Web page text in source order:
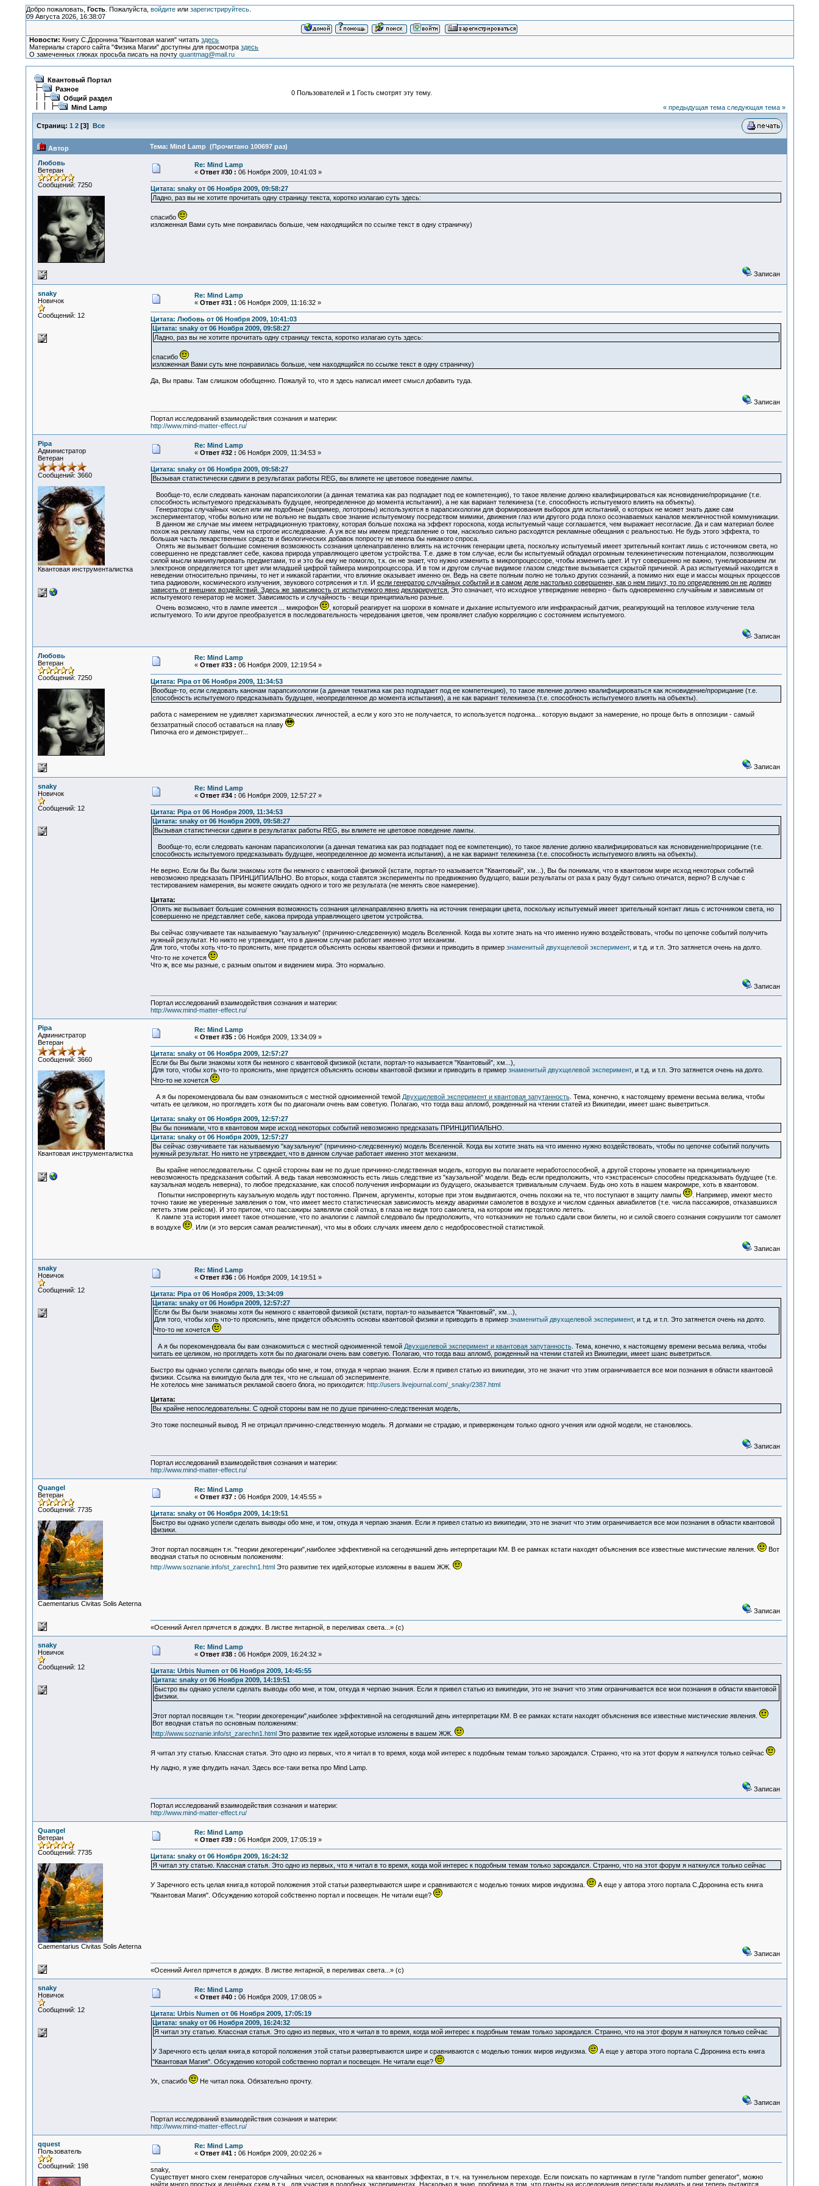
Добро пожаловать, Гость. Пожалуйста, войдитеили зарегистрируйтесь.
09 Августа 2026, 16:38:07
Новости: Книгу С.Доронина "Квантовая магия" читатьздесь
Материалы старого сайта "Физика Магии" доступны для просмотраздесь
О замеченных глюках просьба писать на почтуquantmag@mail.ru
Квантовый Портал
Разное
Общий раздел
Mind Lamp
0 Пользователей и 1 Гость смотрят эту тему.
« предыдущая тема следующая тема »
Страниц: 1 2[3] Все
Автор Тема: Mind Lamp (Прочитано 100697 раз)
Любовь
Ветеран
Сообщений: 7250
Re: Mind Lamp
« Ответ #30 : 06 Ноября 2009, 10:41:03 »
Цитата: snaky от 06 Ноября 2009, 09:58:27
Ладно, раз вы не хотите прочитать одну страницу текста, коротко излагаю суть здесь:
спасибо
изложенная Вами суть мне понравилась больше, чем находящийся по ссылке текст в одну страничку)
Записан
snaky
Новичок
Сообщений: 12
Re: Mind Lamp
« Ответ #31 : 06 Ноября 2009, 11:16:32 »
Цитата: Любовь от 06 Ноября 2009, 10:41:03
Цитата: snaky от 06 Ноября 2009, 09:58:27
Ладно, раз вы не хотите прочитать одну страницу текста, коротко излагаю суть здесь:
спасибо
изложенная Вами суть мне понравилась больше, чем находящийся по ссылке текст в одну страничку)
Да, Вы правы. Там слишком обобщенно. Пожалуй то, что я здесь написал имеет смысл добавить туда.
Записан
Портал исследований взаимодействия сознания и материи:
http://www.mind-matter-effect.ru/
Pipa
Администратор
Ветеран
Сообщений: 3660
Квантовая инструменталистка
Re: Mind Lamp
« Ответ #32 : 06 Ноября 2009, 11:34:53 »
Цитата: snaky от 06 Ноября 2009, 09:58:27
Вызывая статистически сдвиги в результатах работы REG, вы влияете не цветовое поведение лампы.
Вообще-то, если следовать канонам парапсихологии (а данная тематика как раз подпадает под ее компетенцию), то такое явление должно квалифицироваться как ясновидение/прорицание (т.е.
способность испытуемого предсказывать будущее, неопределенное до момента испытания), а не как вариант телекинеза (т.е. способность испытуемого влиять на объекты).
Генераторы случайных чисел или им подобные (например, лототроны) используются в парапсихологии для формирования выборок для испытаний, о которых не может знать даже сам
экспериментатор, чтобы вольно или не вольно не выдать свое знание испытуемому посредством мимики, движения глаз или другого рода плохо осознаваемых каналов межличностной коммуникации.
В данном же случае мы имеем нетрадиционную трактовку, которая больше похожа на эффект гороскопа, когда испытуемый чаще соглашается, чем выражает несогласие. Да и сам материал более
похож на рекламу лампы, чем на строгое исследование. А уж все мы имеем представление о том, насколько сильно расходятся рекламные обещания с реальностью. Не будь этого эффекта, то
большая часть лекарственных средств и биологических добавок попросту не имела бы никакого спроса.
Опять же вызывает большие сомнения возможность сознания целенаправленно влиять на источник генерации цвета, поскольку испытуемый имеет зрительный контакт лишь с источником света, но
совершенно не представляет себе, какова природа управляющего цветом устройства. Т.е. даже в том случае, если бы испытуемый обладал огромным телекинетическим потенциалом, позволяющим
силой мысли манипулировать предметами, то и это бы ему не помогло, т.к. он не знает, что нужно изменить в микропроцессоре, чтобы изменить цвет. И тут совершенно не важно, тунелированием ли
электронов определяется тот цвет или младшей цифрой таймера микропроцессора. И в том и другом случае видимое глазом следствие вызывается скрытой причиной. А раз испытуемый находится в
неведении относительно причины, то нет и никакой гарантии, что влияние оказывает именно он. Ведь на свете полным полно не только других сознаний, а помимо них еще и массы мощных процессов
типа радиоволн, космического излучения, звукового сотрясения и т.п. И если генератор случайных событий и в самом деле настолько совершенен, как о нем пишут, то по определению он не должен
зависеть от внешних воздействий. Здесь же зависимость от испытуемого явно декларируется. Это означает, что исходное утверждение неверно - быть одновременно случайным и зависимым от
испытуемого генератор не может. Зависимость и случайность - вещи принципиально разные.
Очень возможно, что в лампе имеется ... микрофон
, который реагирует на шорохи в комнате и дыхание испытуемого или инфракрасный датчик, реагирующий на тепловое излучение тела
испытуемого. То или другое преобразуется в последовательность чередования цветов, чем проявляет слабую корреляцию с состоянием испытуемого.
Записан
Любовь
Ветеран
Сообщений: 7250
Re: Mind Lamp
« Ответ #33 : 06 Ноября 2009, 12:19:54 »
Цитата: Pipa от 06 Ноября 2009, 11:34:53
Вообще-то, если следовать канонам парапсихологии (а данная тематика как раз подпадает под ее компетенцию), то такое явление должно квалифицироваться как ясновидение/прорицание (т.е.
способность испытуемого предсказывать будущее, неопределенное до момента испытания), а не как вариант телекинеза (т.е. способность испытуемого влиять на объекты).
работа с намерением не удивляет харизматических личностей, а если у кого это не получается, то используется подгонка... которую выдают за намерение, но проще быть в оппозиции - самый
беззатратный способ оставаться на плаву
Пипочка его и демонстрирует...
Записан
snaky
Новичок
Сообщений: 12
Re: Mind Lamp
« Ответ #34 : 06 Ноября 2009, 12:57:27 »
Цитата: Pipa от 06 Ноября 2009, 11:34:53
Цитата: snaky от 06 Ноября 2009, 09:58:27
Вызывая статистически сдвиги в результатах работы REG, вы влияете не цветовое поведение лампы.
Вообще-то, если следовать канонам парапсихологии (а данная тематика как раз подпадает под ее компетенцию), то такое явление должно квалифицироваться как ясновидение/прорицание (т.е.
способность испытуемого предсказывать будущее, неопределенное до момента испытания), а не как вариант телекинеза (т.е. способность испытуемого влиять на объекты).
Не верно. Если бы Вы были знакомы хотя бы немного с квантовой физикой (кстати, портал-то называется "Квантовый", хм...), Вы бы понимали, что в квантовом мире исход некоторых событий
невозможно предсказать ПРИНЦИПИАЛЬНО. Во вторых, когда ставятся эксперименты по предвижению будущего, ваши результаты от раза к разу будут сильно отичатся, верно? В случае с
тестированием намерения, вы можете ожидать одного и того же результата (не менять свое намерение).
Цитата:
Опять же вызывает большие сомнения возможность сознания целенаправленно влиять на источник генерации цвета, поскольку испытуемый имеет зрительный контакт лишь с источником света, но
совершенно не представляет себе, какова природа управляющего цветом устройства.
Вы сейчас озвучиваете так называемую "каузальную" (причинно-следсвенную) модель Вселенной. Когда вы хотите знать на что именно нужно воздействовать, чтобы по цепочке событий получить
нужный результат. Но никто не утрвеждает, что в данном случае работает именно этот механизм.
Для того, чтобы хоть что-то прояснить, мне придется объяснять основы квантовой физики и приводить в пример знаменитый двухщелевой эксперимент, и т.д. и т.п. Это затянется очень на долго.
Что-то не хочется
Что ж, все мы разные, с разным опытом и видением мира. Это нормально.
Записан
Портал исследований взаимодействия сознания и материи:
http://www.mind-matter-effect.ru/
Pipa
Администратор
Ветеран
Сообщений: 3660
Квантовая инструменталистка
Re: Mind Lamp
« Ответ #35 : 06 Ноября 2009, 13:34:09 »
Цитата: snaky от 06 Ноября 2009, 12:57:27
Если бы Вы были знакомы хотя бы немного с квантовой физикой (кстати, портал-то называется "Квантовый", хм...),
Для того, чтобы хоть что-то прояснить, мне придется объяснять основы квантовой физики и приводить в пример знаменитый двухщелевой эксперимент, и т.д. и т.п. Это затянется очень на долго.
Что-то не хочется
А я бы порекомендовала бы вам ознакомиться с местной одноименной темой Двухщелевой эксперимент и квантовая запутанность. Тема, конечно, к настоящему времени весьма велика, чтобы
читать ее целиком, но проглядеть хотя бы по диагонали очень вам советую. Полагаю, что тогда ваш апломб, рожденный на чтении статей из Википедии, имеет шанс выветриться.
Цитата: snaky от 06 Ноября 2009, 12:57:27
Вы бы понимали, что в квантовом мире исход некоторых событий невозможно предсказать ПРИНЦИПИАЛЬНО.
Цитата: snaky от 06 Ноября 2009, 12:57:27
Вы сейчас озвучиваете так называемую "каузальную" (причинно-следсвенную) модель Вселенной. Когда вы хотите знать на что именно нужно воздействовать, чтобы по цепочке событий получить
нужный результат. Но никто не утрвеждает, что в данном случае работает именно этот механизм.
Вы крайне непоследовательны. С одной стороны вам не по душе причинно-следственная модель, которую вы полагаете неработоспособной, а другой стороны уповаете на принципиальную
невозможность предсказания событий. А ведь такая невозможность есть лишь следствие из "каузальной" модели. Ведь если предположить, что «экстрасенсы» способны предсказывать будущее (т.е.
каузальная модель неверна), то любое предсказание, как способ получения информации из будущего, оказывается тривиальным случаем. Будь оно хоть в нашем макромире, хоть в квантовом.
Попытки ниспровергнуть каузальную модель идут постоянно. Причем, аргументы, которые при этом выдвигаются, очень похожи на те, что поступают в защиту лампы
. Например, имеют место
точно такие же уверенные заявления о том, что имеет место статистическая зависимость между авариями самолетов в воздухе и числом сданных авиабилетов (т.е. числа пассажиров, отказавшихся
лететь этим рейсом). И это притом, что пассажиры заявляли свой отказ, в глаза не видя того самолета, на котором им предстояло лететь.
К лампе эта история имеет такое отношение, что по аналогии с лампой следовало бы предположить, что «отказники» не только сдали свои билеты, но и силой своего сознания сокрушили тот самолет
в воздухе
. Или (и это версия самая реалистичная), что мы в обоих случаях имеем дело с недобросовестной статистикой.
Записан
snaky
Новичок
Сообщений: 12
Re: Mind Lamp
« Ответ #36 : 06 Ноября 2009, 14:19:51 »
Цитата: Pipa от 06 Ноября 2009, 13:34:09
Цитата: snaky от 06 Ноября 2009, 12:57:27
Если бы Вы были знакомы хотя бы немного с квантовой физикой (кстати, портал-то называется "Квантовый", хм...),
Для того, чтобы хоть что-то прояснить, мне придется объяснять основы квантовой физики и приводить в пример знаменитый двухщелевой эксперимент, и т.д. и т.п. Это затянется очень на долго.
Что-то не хочется
А я бы порекомендовала бы вам ознакомиться с местной одноименной темой Двухщелевой эксперимент и квантовая запутанность. Тема, конечно, к настоящему времени весьма велика, чтобы
читать ее целиком, но проглядеть хотя бы по диагонали очень вам советую. Полагаю, что тогда ваш апломб, рожденный на чтении статей из Википедии, имеет шанс выветриться.
Быстро вы однако успели сделать выводы обо мне, и том, откуда я черпаю знания. Если я привел статью из википедии, это не значит что этим ограничивается все мои познания в области квантовой
физики. Ссылка на википдую была для тех, что не слышал об эксперименте.
Не хотелось мне заниматься рекламой своего блога, но приходится: http://users.livejournal.com/_snaky/2387.html
Цитата:
Вы крайне непоследовательны. С одной стороны вам не по душе причинно-следственная модель,
Это тоже поспешный вывод. Я не отрицал причинно-следственную модель. Я догмами не страдаю, и приверженцем только одного учения или одной модели, не становлюсь.
Записан
Портал исследований взаимодействия сознания и материи:
http://www.mind-matter-effect.ru/
Quangel
Ветеран
Сообщений: 7735
Сaementarius Civitas Solis Aeterna
Re: Mind Lamp
« Ответ #37 : 06 Ноября 2009, 14:45:55 »
Цитата: snaky от 06 Ноября 2009, 14:19:51
Быстро вы однако успели сделать выводы обо мне, и том, откуда я черпаю знания. Если я привел статью из википедии, это не значит что этим ограничивается все мои познания в области квантовой
физики.
Этот портал посвящен т.н. "теории декогеренции",наиболее эффективной на сегодняшний день интерпретации КМ. В ее рамках кстати находят объяснения все известные мистические явления.
Вот
вводная статья по основным положениям:
http://www.soznanie.info/st_zarechn1.html Это развитие тех идей,которые изложены в вашем ЖЖ.
Записан
«Осенний Ангел прячется в дождях. В листве янтарной, в переливах света...» (c)
snaky
Новичок
Сообщений: 12
Re: Mind Lamp
« Ответ #38 : 06 Ноября 2009, 16:24:32 »
Цитата: Urbis Numen от 06 Ноября 2009, 14:45:55
Цитата: snaky от 06 Ноября 2009, 14:19:51
Быстро вы однако успели сделать выводы обо мне, и том, откуда я черпаю знания. Если я привел статью из википедии, это не значит что этим ограничивается все мои познания в области квантовой
физики.
Этот портал посвящен т.н. "теории декогеренции",наиболее эффективной на сегодняшний день интерпретации КМ. В ее рамках кстати находят объяснения все известные мистические явления.
Вот вводная статья по основным положениям:
http://www.soznanie.info/st_zarechn1.html Это развитие тех идей,которые изложены в вашем ЖЖ.
Я читал эту статью. Классная статья. Это одно из первых, что я читал в то время, когда мой интерес к подобным темам только зарождался. Странно, что на этот форум я наткнулся только сейчас
Ну ладно, я уже флудить начал. Здесь все-таки ветка про Mind Lamp.
Записан
Портал исследований взаимодействия сознания и материи:
http://www.mind-matter-effect.ru/
Quangel
Ветеран
Сообщений: 7735
Сaementarius Civitas Solis Aeterna
Re: Mind Lamp
« Ответ #39 : 06 Ноября 2009, 17:05:19 »
Цитата: snaky от 06 Ноября 2009, 16:24:32
Я читал эту статью. Классная статья. Это одно из первых, что я читал в то время, когда мой интерес к подобным темам только зарождался. Странно, что на этот форум я наткнулся только сейчас
У Заречного есть целая книга,в которой положения этой статьи развертываются шире и сравниваются с моделью тонких миров индуизма.
А еще у автора этого портала С.Доронина есть книга
"Квантовая Магия". Обсуждению которой собственно портал и посвещен. Не читали еще?
Записан
«Осенний Ангел прячется в дождях. В листве янтарной, в переливах света...» (c)
snaky
Новичок
Сообщений: 12
Re: Mind Lamp
« Ответ #40 : 06 Ноября 2009, 17:08:05 »
Цитата: Urbis Numen от 06 Ноября 2009, 17:05:19
Цитата: snaky от 06 Ноября 2009, 16:24:32
Я читал эту статью. Классная статья. Это одно из первых, что я читал в то время, когда мой интерес к подобным темам только зарождался. Странно, что на этот форум я наткнулся только сейчас
У Заречного есть целая книга,в которой положения этой статьи развертываются шире и сравниваются с моделью тонких миров индуизма.
А еще у автора этого портала С.Доронина есть книга
"Квантовая Магия". Обсуждению которой собственно портал и посвещен. Не читали еще?
Ух, спасибо Не читал пока. Обязательно прочту.
Записан
Портал исследований взаимодействия сознания и материи:
http://www.mind-matter-effect.ru/
qquest
Пользователь
Сообщений: 198
Re: Mind Lamp
« Ответ #41 : 06 Ноября 2009, 20:02:26 »
snaky,
Существует много схем генераторов случайных чисел, основанных на квантовых эффектах, в т.ч. на туннельном переходе. Если поискать по картинкам в гугле "random number generator", можно
найти много простых и дешёвых схем в т.ч., для участия в подобных экспериментах. Насколько я знаю, проблема в том, что гранты на исследования перестали выдавать и они теперь пытаются